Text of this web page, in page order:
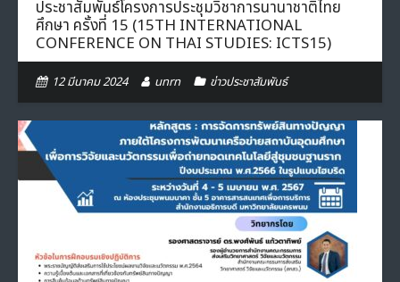
ประชาสัมพันธ์โครงการประชุมวิชาการนานาชาติไทย
ศึกษา ครั้งที่ 15 (15TH INTERNATIONAL
CONFERENCE ON THAI STUDIES: ICTS15)
12 มีนาคม 2024 unrn ข่าวประชาสัมพันธ์